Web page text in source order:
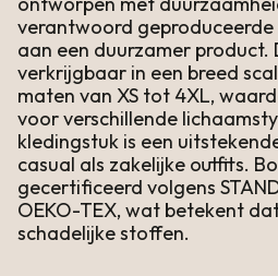
verantwoord geproduceerde
aan een duurzamer product.
verkrijgbaar in een breed
maten van XS tot 4XL,
voor verschillende
kledingstuk is een
casual als zakelijke outfits.
gecertificeerd volgens
OEKO-TEX, wat betekent
schadelijke stoffen.